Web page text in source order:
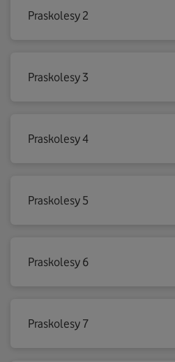
Praskolesy 2
Praskolesy 3
Praskolesy 4
Praskolesy 5
Praskolesy 6
Praskolesy 7